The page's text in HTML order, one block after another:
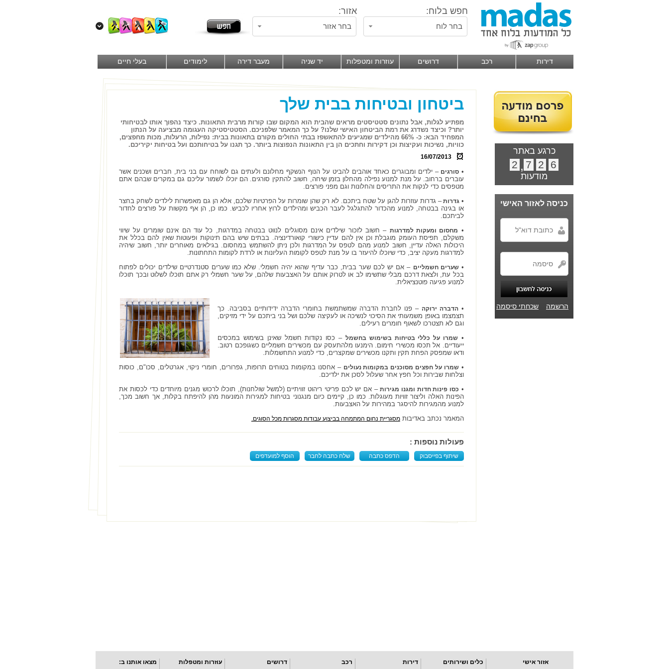
חפש בלוח: אזור:
בחר לוח בחר אזור
דירות רכב דרושים עוזרות ומטפלות יד שניה מעבר דירה לימודים בעלי חיים
כרגע באתר
6
2
7
,
2
מודעות
כניסה לאזור האישי
הרשמה שכחתי סיסמה
ביטחון ובטיחות בבית שלך
מפתיע לגלות, אבל נתונים סטטיסטים מראים שהבית הוא המקום שבו קורות מרבית התאונות. כיצד נהפוך אותו לבטיחותי
יותר? וכיצד נשדרג את רמת הביטחון האישי שלנו? על כך המאמר שלפניכם. הסטטיסטיקה העגומה מבציעה על הנתון
המפחיד הבא: כ- 66% מהילדים שמגיעים להתאשפז בבתי החולים מקורם בתאונות בבית: נפילות, הרעלות, מכות מחפצים,
כוויות, נשיכות ועקיצות וכן דקירות וחתכים הן בין התאונות הנפוצות ביותר. כך תגנו על בטיחותכם ועל בטיחות יקיריכם.
16/07/2013
•סורגים– ילדים ומבוגרים כאחד אוהבים להביט על הנוף הנשקף מחלונם ולעתים גם לשוחח עם בני בית, חברים ושכנים אשר
עוברים ברחוב. על מנת למנוע נפילה מהחלון בזמן שיחה, חשוב להתקין סורגים. הם יוכלו לשמור עליכם גם במקרים שבהם אתם
מטפסים כדי לנקות את התריסים והחלונות וגם מפני פורצים.
•גדרות– גדרות עוזרות להגן על שטח ביתכם. לא רק שהן שומרות על הפרטיות שלכם, אלא הן גם מאפשרות לילדים לשחק בחצר
או בגינה בבטחה, למנוע מהכדור להתגלגל לעבר הכביש ומהילדים לרוץ אחריו לכביש. כמו כן, הן אף מקשות על פורצים לחדור
לביתכם.
• מחסום ומעקות למדרגות – חשוב לזכור שילדים אינם מסוגלים לנווט בבטחה במדרגות, כל עוד הם אינם שומרים על שיווי
משקלם, תפיסת העומק מוגבלת וכן אין להם עדיין כישורי קואורדינציה. בבתים שיש בהם תינוקות ופעוטות שאין להם בכלל את
היכולות האלה עדיין, חשוב למנוע מהם לטפס על המדרגות ולכן ניתן להשתמש במחסום. בגילאים מאוחרים יותר, חשוב שיהיה
למדרגות מעקה יציב, כדי שיוכלו להיעזר בו על מנת לטפס לקומות העליונות או לרדת לקומות התחתונות.
•שערים חשמליים – אם יש לכם שער בבית, כבר עדיף שהוא יהיה חשמלי. שלא כמו שערים סטנדרטיים שילדים יכולים לפתוח
בכל עת, ולצאת דרכם מבלי שתשימו לב או לטרוק אותם על האצבעות שלהם, על שער חשמלי רק אתם תוכלו לשלוט ובכך תוכלו
למנוע פגיעה פוטנציאלית.
•הדברה ירוקה – פנו לחברת הדברה שמשתמשת בחומרי הדברה ידידותיים בסביבה. כך
תצמצמו באופן משמעותי את הסיכוי לנשיכה או לעקיצה שלכם ושל בני ביתכם על ידי מזיקים,
וגם לא תצטרכו לשאוף חומרים רעילים.
•שמרו על כללי בטיחות בשימוש בחשמל – כסו נקודות חשמל שאינן בשימוש במכסים
ייעודיים. אל תכסו מכשירי חימום. הימנעו מלהתעסק עם מכשירים חשמליים כשגופכם רטוב.
ודאו שמפסק הפחת תקין ותקנו מכשירים שמקצרים, כדי למנוע התחשמלות.
•שמרו על חפצים מסוכנים במקומות נעולים – אחסנו במקומות בטוחים תרופות, גפרורים, חומרי ניקוי, אגרטלים, סכו"ם, כוסות
וצלחות שבירות וכל חפץ אחר שעלול לסכן את ילדיכם.
• כסו פינות חדות ומגנו מגירות– אם יש לכם פריטי ריהוט זוויתיים (למשל שולחנות), תוכלו לרכוש מגנים מיוחדים כדי לכסות את
הפינות האלה וליצור זוויות מעוגלות. כמו כן, קיימים כיום מנגנוני בטיחות למגירות המונעות מהן להיפתח בקלות, אך חשוב מכך,
למנוע מהמגירות להיסגר במהירות על האצבעות.
המאמר נכתב באדיבותמסגריית נחום המתמחה בביצוע עבודות מסגרות מכל הסוגים.
פעולות נוספות :
שיתוף בפייסבוק הדפס כתבה שלח כתבה לחבר הוסף למועדפים
אזור אישי כלים ושירותים דירות רכב דרושים עוזרות ומטפלות מצאו אותנו ב: